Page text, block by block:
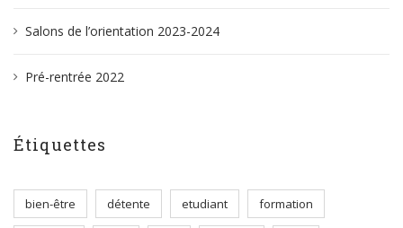
Salons de l’orientation 2023-2024
Pré-rentrée 2022
Étiquettes
bien-être détente etudiant formation